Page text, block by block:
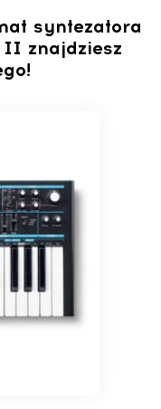
syntezatora
II znajdziesz